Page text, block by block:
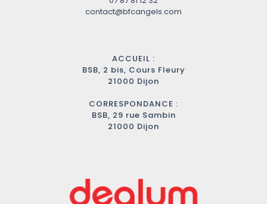
contact@bfcangels.com
ACCUEIL :
BSB, 2 bis, Cours Fleury
21000 Dijon
CORRESPONDANCE :
BSB, 29 rue Sambin
21000 Dijon